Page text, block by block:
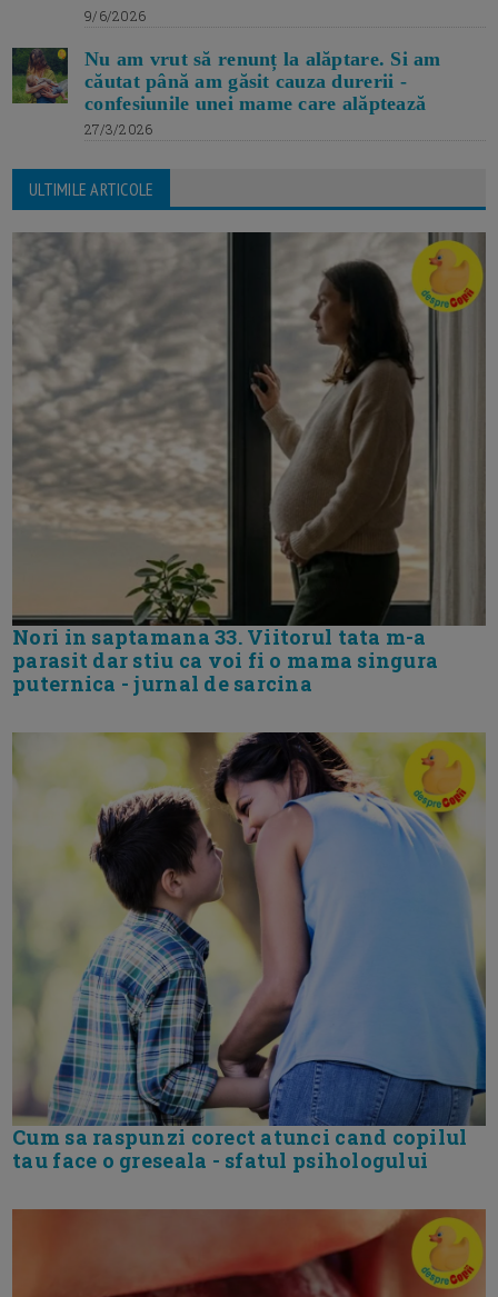
9/6/2026
Nu am vrut să renunț la alăptare. Si am
căutat până am găsit cauza durerii -
confesiunile unei mame care alăptează
27/3/2026
ULTIMILE ARTICOLE
Nori in saptamana 33. Viitorul tata m-a
parasit dar stiu ca voi fi o mama singura
puternica - jurnal de sarcina
Cum sa raspunzi corect atunci cand copilul
tau face o greseala - sfatul psihologului